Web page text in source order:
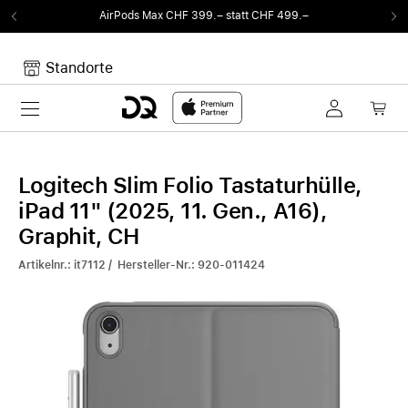
Max CHF 399.– statt CHF 499.– Von
Standorte
Toggle navigation
Logitech Slim Folio Tastaturhülle,
iPad 11" (2025, 11. Gen., A16),
Graphit, CH
Artikelnr.: it7112 / Hersteller-Nr.: 920-011424